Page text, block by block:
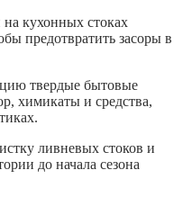
кухонных стоках
предотвратить засоры в
твердые бытовые
химикаты и средства,
ливневых стоков и
до начала сезона